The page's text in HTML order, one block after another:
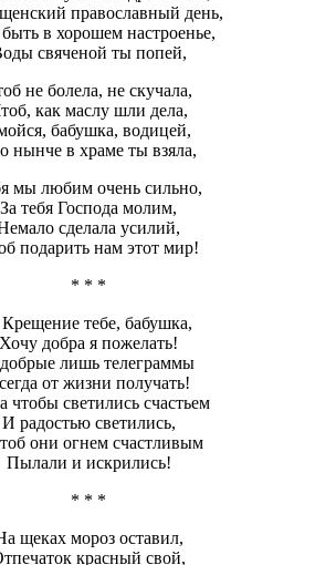
православный день,
в хорошем настроенье,
свяченой ты попей,
не болела, не скучала,
как маслу шли дела,
бабушка, водицей,
нынче в храме ты взяла,
мы любим очень сильно,
За тебя Господа молим,
сделала усилий,
подарить нам этот мир!
* * *
тебе, бабушка,
Хочу добра я пожелать!
лишь телеграммы
от жизни получать!
чтобы светились счастьем
И радостью светились,
они огнем счастливым
Пылали и искрились!
* * *
щеках мороз оставил,
красный свой,